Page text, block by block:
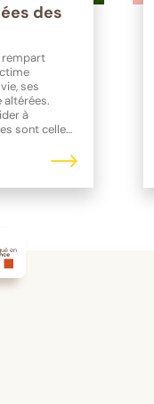
des
rempart
ses
à
sont celles
en